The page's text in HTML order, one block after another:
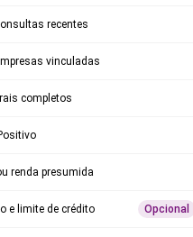
recentes
vinculadas
completos
renda presumida
e limite de crédito Opcional